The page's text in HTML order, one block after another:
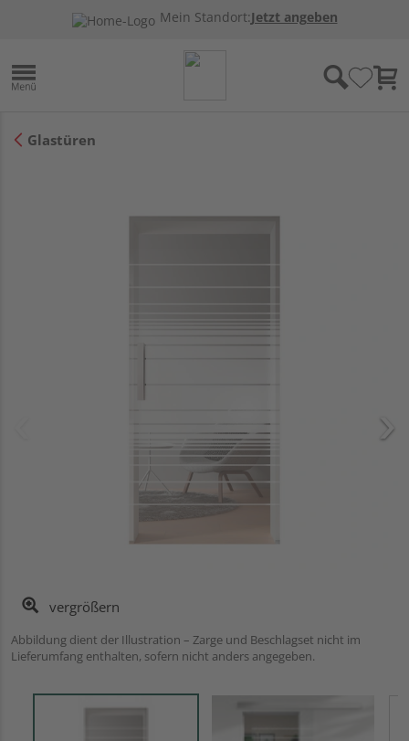
Mein Standort:Jetzt angeben
Glastüren
vergrößern
Abbildung dient der Illustration – Zarge und Beschlagset nicht im
Lieferumfang enthalten, sofern nicht anders angegeben.